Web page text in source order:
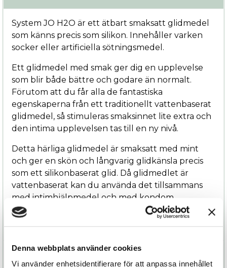
Denna webbplats använder cookies
Vi använder enhetsidentifierare för att anpassa innehållet
System JO H2O är ett ätbart smaksatt glidmedel
som känns precis som silikon. Innehåller varken
socker eller artificiella sötningsmedel.
Ett glidmedel med smak ger dig en upplevelse
som blir både bättre och godare än normalt.
Förutom att du får alla de fantastiska
egenskaperna från ett traditionellt vattenbaserat
glidmedel, så stimuleras smaksinnet lite extra och
den intima upplevelsen tas till en ny nivå.
Detta härliga glidmedel är smaksatt med mint
och ger en skön och långvarig glidkänsla precis
som ett silikonbaserat glid. Då glidmedlet är
vattenbaserat kan du använda det tillsammans
med intimhjälpmedel och med kondom.
Finns i två storlekar: 30 ml och 120 ml.
Specifikation